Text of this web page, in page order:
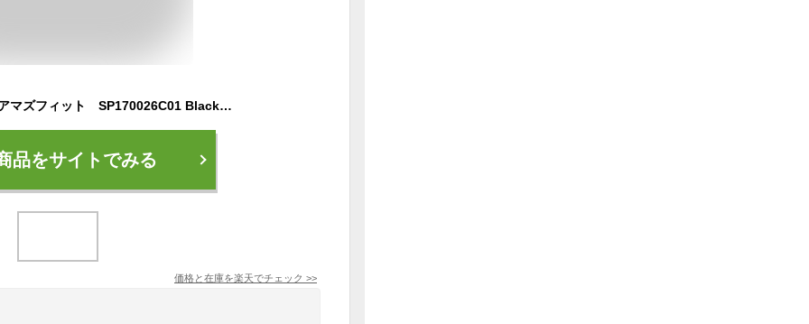
Amazfit Bip U Pro アマズフィット SP170026C01 Black ブラック 腕時計 スマートウォッチ メンズ レディース ユニセックス 【送料無料】
品をサイトでみる
価格と在庫を楽天でチェック >>